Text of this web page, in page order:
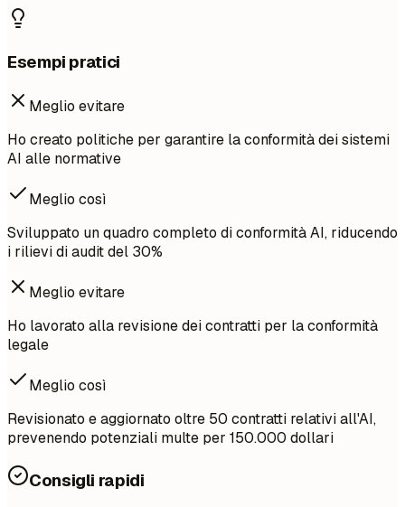
Esempi pratici
Meglio evitare
Ho creato politiche per garantire la conformità dei sistemi
AI alle normative
Meglio così
Sviluppato un quadro completo di conformità AI, riducendo
i rilievi di audit del 30%
Meglio evitare
Ho lavorato alla revisione dei contratti per la conformità
legale
Meglio così
Revisionato e aggiornato oltre 50 contratti relativi all'AI,
prevenendo potenziali multe per 150.000 dollari
Consigli rapidi